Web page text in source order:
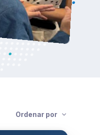
Ordenar por